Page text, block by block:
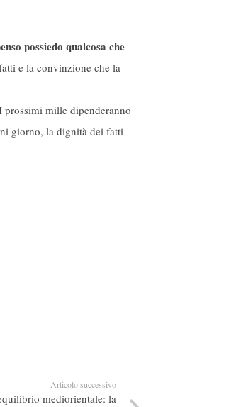
possiedo qualcosa che
e la convinzione che la
prossimi mille dipenderanno
giorno, la dignità dei fatti
Articolo successivo
mediorientale: la